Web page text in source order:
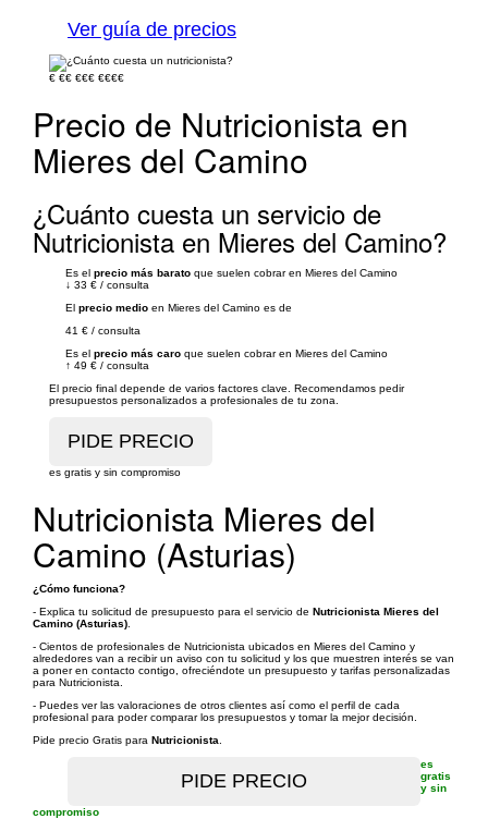
Ver guía de precios
€ €€ €€€ €€€€
Precio de Nutricionista en
Mieres del Camino
¿Cuánto cuesta un servicio de
Nutricionista en Mieres del Camino?
Es el precio más barato que suelen cobrar en Mieres del Camino
↓ 33 € / consulta
El precio medio en Mieres del Camino es de
41 € / consulta
Es el precio más caro que suelen cobrar en Mieres del Camino
↑ 49 € / consulta
El precio final depende de varios factores clave. Recomendamos pedir
presupuestos personalizados a profesionales de tu zona.
es gratis y sin compromiso
Nutricionista Mieres del
Camino (Asturias)
¿Cómo funciona?
- Explica tu solicitud de presupuesto para el servicio de Nutricionista Mieres del
Camino (Asturias)
- Cientos de profesionales de Nutricionista ubicados en Mieres del Camino y
alrededores van a recibir un aviso con tu solicitud y los que muestren interés se van
a poner en contacto contigo, ofreciéndote un presupuesto y tarifas personalizadas
para Nutricionista.
- Puedes ver las valoraciones de otros clientes así como el perfil de cada
profesional para poder comparar los presupuestos y tomar la mejor decisión.
Pide precio Gratis para Nutricionista
es
gratis
y sin
compromiso